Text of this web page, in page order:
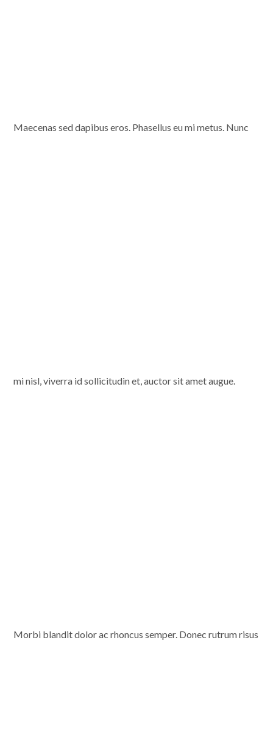
Maecenas sed dapibus eros. Phasellus eu mi metus. Nunc
mi nisl, viverra id sollicitudin et, auctor sit amet augue.
Morbi blandit dolor ac rhoncus semper. Donec rutrum risus